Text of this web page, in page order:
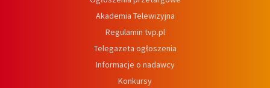
Akademia Telewizyjna
Regulamin tvp.pl
Telegazeta ogłoszenia
Informacje o nadawcy
Konkursy